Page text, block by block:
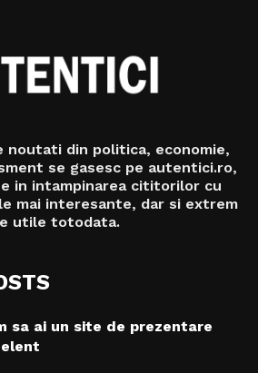
noutati din politica, economie,
se gasesc pe autentici.ro,
in intampinarea cititorilor cu
mai interesante, dar si extrem
utile totodata.
sa ai un site de prezentare